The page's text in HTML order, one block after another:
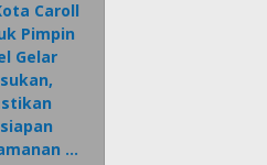
Caroll
Pimpin
Gelar
…